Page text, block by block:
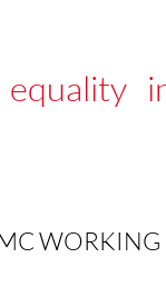
equality
WORKING